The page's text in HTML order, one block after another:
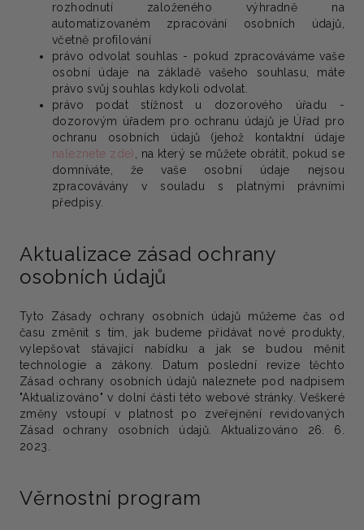
rozhodnutí založeného výhradně na
automatizovaném zpracování osobních údajů,
včetně profilování
právo odvolat souhlas - pokud zpracováváme vaše
osobní údaje na základě vašeho souhlasu, máte
právo svůj souhlas kdykoli odvolat.
právo podat stížnost u dozorového úřadu -
dozorovým úřadem pro ochranu údajů je Úřad pro
ochranu osobních údajů (jehož kontaktní údaje
naleznete zde)
, na který se můžete obrátit, pokud se
domníváte, že vaše osobní údaje nejsou
zpracovávány v souladu s platnými právními
předpisy.
Aktualizace zásad ochrany
osobních údajů
Tyto Zásady ochrany osobních údajů můžeme čas od
času změnit s tím, jak budeme přidávat nové produkty,
vylepšovat stávající nabídku a jak se budou měnit
technologie a zákony. Datum poslední revize těchto
Zásad ochrany osobních údajů naleznete pod nadpisem
"Aktualizováno" v dolní části této webové stránky. Veškeré
změny vstoupí v platnost po zveřejnění revidovaných
Zásad ochrany osobních údajů. Aktualizováno 26. 6.
2023.
Věrnostní program